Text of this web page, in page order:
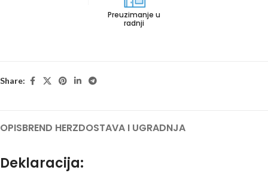
Preuzimanje u
radnji
Share:
OPISBREND HERZDOSTAVA I UGRADNJA
Deklaracija: